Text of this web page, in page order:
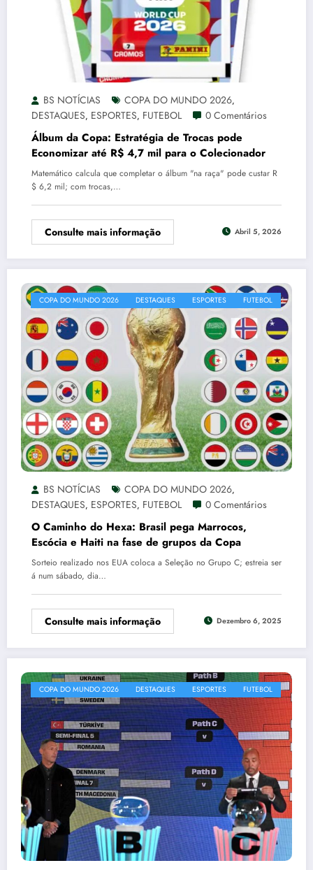
BS NOTÍCIAS COPA DO MUNDO 2026,
DESTAQUES, ESPORTES, FUTEBOL 0 Comentários
Álbum da Copa: Estratégia de Trocas pode
Economizar até R$ 4,7 mil para o Colecionador
Matemático calcula que completar o álbum "na raça" pode custar R
$ 6,2 mil; com trocas,…
Consulte mais informação Abril 5, 2026
COPA DO MUNDO 2026 DESTAQUES ESPORTES FUTEBOL
BS NOTÍCIAS COPA DO MUNDO 2026,
DESTAQUES, ESPORTES, FUTEBOL 0 Comentários
O Caminho do Hexa: Brasil pega Marrocos,
Escócia e Haiti na fase de grupos da Copa
Sorteio realizado nos EUA coloca a Seleção no Grupo C; estreia ser
á num sábado, dia…
Consulte mais informação Dezembro 6, 2025
COPA DO MUNDO 2026 DESTAQUES ESPORTES FUTEBOL